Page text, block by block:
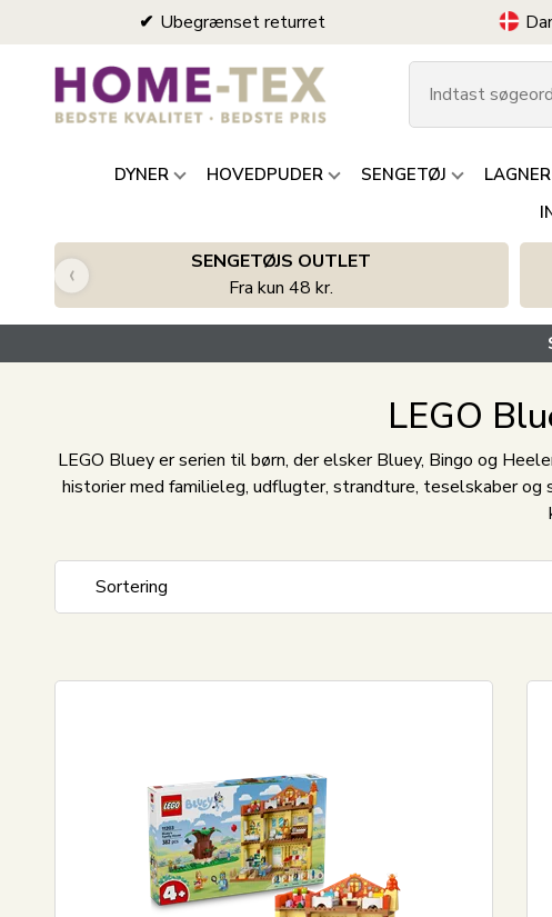
Ubegrænset returret
DYNER HOVEDPUDER SENGETØJ LAGNER
SENGETØJS OUTLET
Fra kun 48 kr.
‹
LEGO
LEGO Bluey er serien til børn, der elsker Bluey, Bingo og
historier med familieleg, udflugter, strandture, teselskaber og
Sortering
Mest solgte
Største besparelse